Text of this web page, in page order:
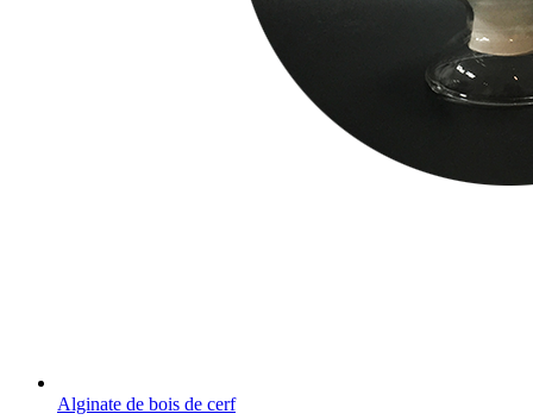
Alginate de bois de cerf